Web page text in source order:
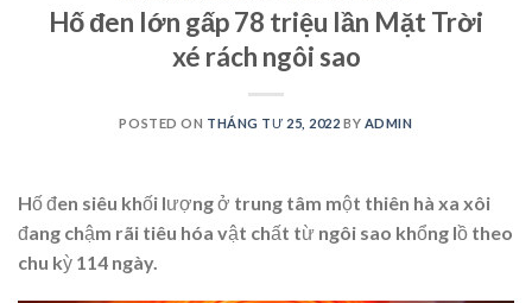
Hố đen lớn gấp 78 triệu lần Mặt Trời
xé rách ngôi sao
POSTED ON THÁNG TƯ 25, 2022 BY ADMIN
Hố đen siêu khối lượng ở trung tâm một thiên hà xa xôi
đang chậm rãi tiêu hóa vật chất từ ngôi sao khổng lồ theo
chu kỳ 114 ngày.